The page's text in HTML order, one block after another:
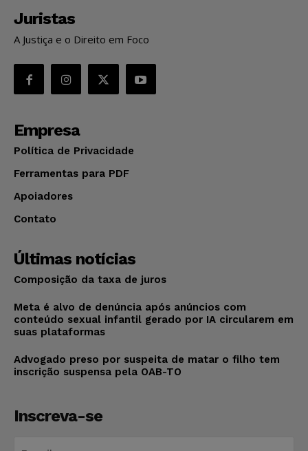
Juristas
A Justiça e o Direito em Foco
Empresa
Política de Privacidade
Ferramentas para PDF
Apoiadores
Contato
Últimas notícias
Composição da taxa de juros
Meta é alvo de denúncia após anúncios com
conteúdo sexual infantil gerado por IA circularem em
suas plataformas
Advogado preso por suspeita de matar o filho tem
inscrição suspensa pela OAB-TO
Inscreva-se